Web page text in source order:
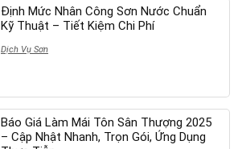
Định Mức Nhân Công Sơn Nước Chuẩn
Kỹ Thuật – Tiết Kiệm Chi Phí
Dịch Vụ Sơn
Báo Giá Làm Mái Tôn Sân Thượng 2025
– Cập Nhật Nhanh, Trọn Gói, Ứng Dụng